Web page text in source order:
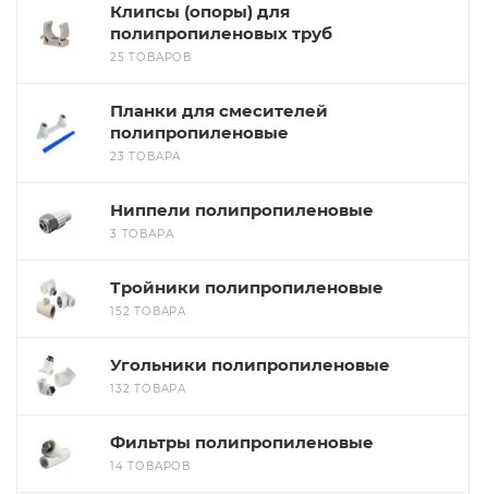
Клипсы (опоры) для
полипропиленовых труб
25 ТОВАРОВ
Планки для смесителей
полипропиленовые
23 ТОВАРА
Ниппели полипропиленовые
3 ТОВАРА
Тройники полипропиленовые
152 ТОВАРА
Угольники полипропиленовые
132 ТОВАРА
Фильтры полипропиленовые
14 ТОВАРОВ